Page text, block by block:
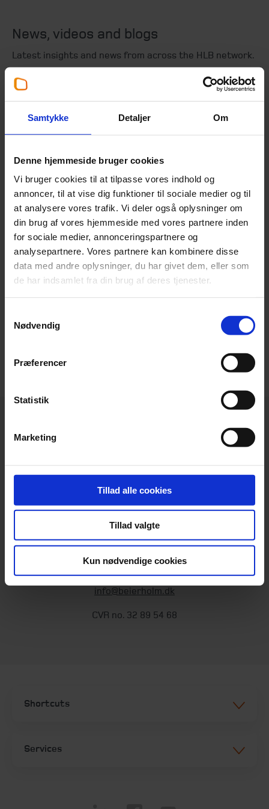
Samtykke Detaljer Om
Denne hjemmeside bruger cookies
Vi bruger cookies til at tilpasse vores indhold og
annoncer, til at vise dig funktioner til sociale medier og til
at analysere vores trafik. Vi deler også oplysninger om
din brug af vores hjemmeside med vores partnere inden
for sociale medier, annonceringspartnere og
analysepartnere. Vores partnere kan kombinere disse
data med andre oplysninger, du har givet dem, eller som
de har indsamlet fra din brug af deres tjenester.
Nødvendig
Præferencer
Statistik
Marketing
Tillad alle cookies
Tillad valgte
Kun nødvendige cookies
News, videos and blogs
Latest insights and news from across the HLB network.
News
Prepare your business for a
sale in today's M&A market
18. October 2025
Many businesses include exit plans so
shareholders can capitalise on the fruits of
the company’s labours. While there are
significant benefits to this, the overall sales
Read more
Beierholm
Langagervej 1
DK-9220 Aalborg Ø
Denmark
T:+45 98 18 72 00
Fax:+45 96 34 79 30
info@beierholm.dk
CVR no. 32 89 54 68
Shortcuts
Services